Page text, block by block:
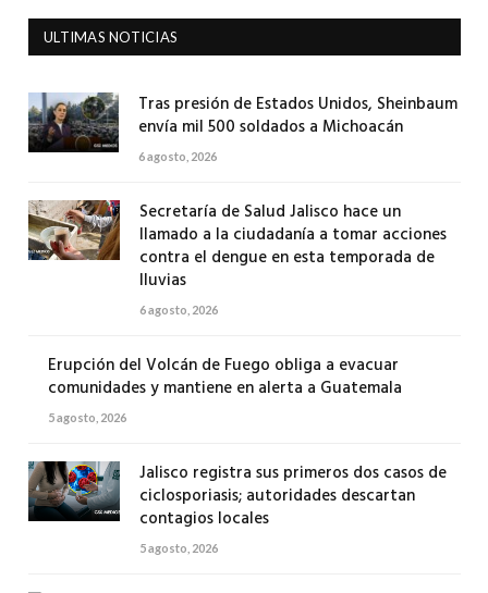
ULTIMAS NOTICIAS
Tras presión de Estados Unidos, Sheinbaum
envía mil 500 soldados a Michoacán
6 agosto, 2026
Secretaría de Salud Jalisco hace un
llamado a la ciudadanía a tomar acciones
contra el dengue en esta temporada de
lluvias
6 agosto, 2026
Erupción del Volcán de Fuego obliga a evacuar
comunidades y mantiene en alerta a Guatemala
5 agosto, 2026
Jalisco registra sus primeros dos casos de
ciclosporiasis; autoridades descartan
contagios locales
5 agosto, 2026